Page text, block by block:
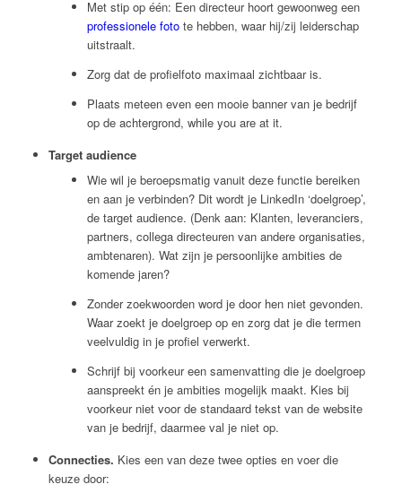
Met stip op één: Een directeur hoort gewoonweg een
professionele fotote hebben, waar hij/zij leiderschap
uitstraalt.
Zorg dat de profielfoto maximaal zichtbaar is.
Plaats meteen even een mooie banner van je bedrijf
op de achtergrond, while you are at it.
Target audience
Wie wil je beroepsmatig vanuit deze functie bereiken
en aan je verbinden? Dit wordt je LinkedIn ‘doelgroep’,
de target audience. (Denk aan: Klanten, leveranciers,
partners, collega directeuren van andere organisaties,
ambtenaren). Wat zijn je persoonlijke ambities de
komende jaren?
Zonder zoekwoorden word je door hen niet gevonden.
Waar zoekt je doelgroep op en zorg dat je die termen
veelvuldig in je profiel verwerkt.
Schrijf bij voorkeur een samenvatting die je doelgroep
aanspreekt én je ambities mogelijk maakt. Kies bij
voorkeur niet voor de standaard tekst van de website
van je bedrijf, daarmee val je niet op.
Connecties. Kies een van deze twee opties en voer die
keuze door: